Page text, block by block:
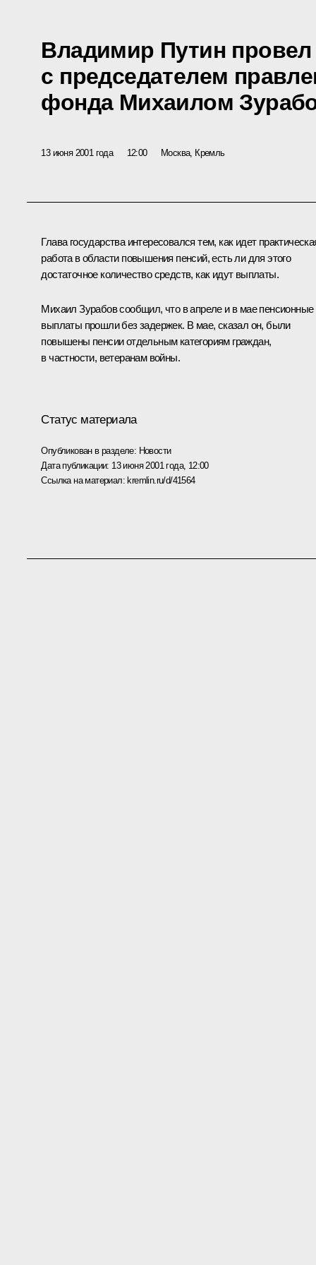
Владимир Путин
с председателем
фонда Михаилом
13 июня 2001 года 12:00 Москва, Кремль
Глава государства интересовался тем, как идет
работа в области повышения пенсий, есть ли для этого
достаточное количество средств, как идут выплаты.
Михаил Зурабов сообщил, что в апреле и в мае пенсионные
выплаты прошли без задержек. В мае, сказал он, были
повышены пенсии отдельным категориям граждан,
в частности, ветеранам войны.
Статус материала
Опубликован в разделе: Новости
Дата публикации: 13 июня 2001 года, 12:00
Ссылка на материал:kremlin.ru/d/41564